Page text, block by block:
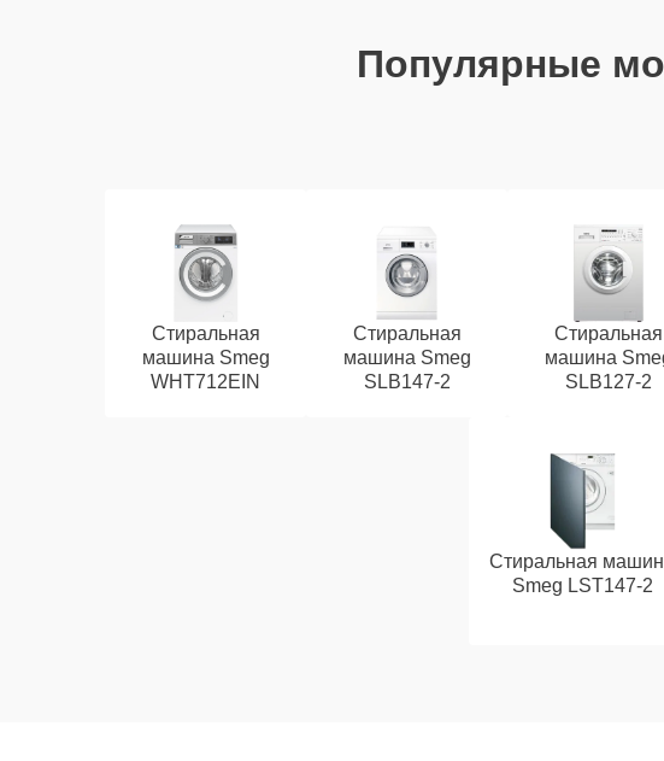
Популярные
Стиральная
машина Smeg
WHT712EIN
Стиральная
машина Smeg
SLB147-2
Стиральная
машина
SLB127-2
Стиральная
Smeg LST147-2